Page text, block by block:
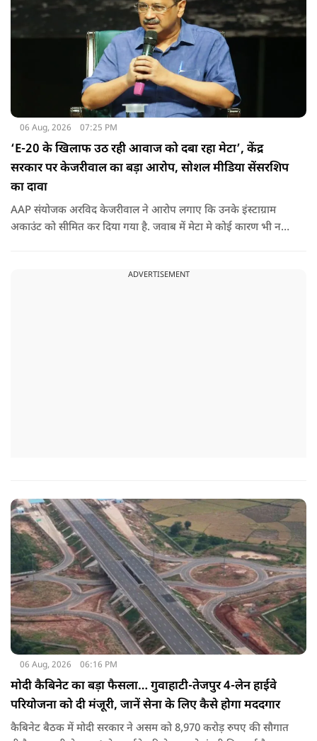
06 Aug, 2026 07:25 PM
‘E-20 के खिलाफ उठ रही आवाज को दबा रहा मेटा’, केंद्र
सरकार पर केजरीवाल का बड़ा आरोप, सोशल मीडिया सेंसरशिप
का दावा
AAP संयोजक अरविद केजरीवाल ने आरोप लगाए कि उनके इंस्टाग्राम
अकाउंट को सीमित कर दिया गया है. जवाब में मेटा मे कोई कारण भी नहीं
ADVERTISEMENT
06 Aug, 2026 06:16 PM
मोदी कैबिनेट का बड़ा फैसला… गुवाहाटी-तेजपुर 4-लेन हाईवे
परियोजना को दी मंजूरी, जानें सेना के लिए कैसे होगा मददगार
कैबिनेट बैठक में मोदी सरकार ने असम को 8,970 करोड़ रुपए की सौगात